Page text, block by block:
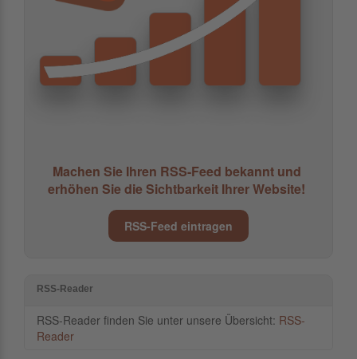
Machen Sie Ihren RSS-Feed bekannt und
erhöhen Sie die Sichtbarkeit Ihrer Website!
RSS-Feed eintragen
RSS-Reader
RSS-Reader finden Sie unter unsere Übersicht: RSS-
Reader